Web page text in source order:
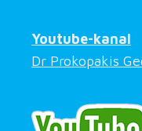
Youtube-kanal
Dr Prokopakis